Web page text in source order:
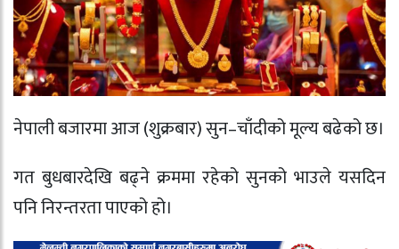
नेपाली बजारमा आज (शुक्रबार) सुन–चाँदीको मूल्य बढेको छ।
गत बुधबारदेखि बढ्ने क्रममा रहेको सुनको भाउले यसदिन
पनि निरन्तरता पाएको हो।